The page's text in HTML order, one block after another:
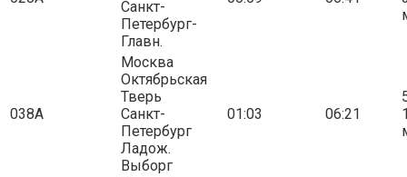
Санкт-
Петербург-
Главн.
038А
Москва
Октябрьская
Тверь
Санкт-
Петербург
Ладож.
Выборг
01:03 06:21